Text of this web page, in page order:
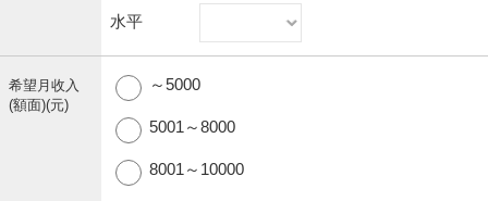
水平
希望月收入
(額面)(元)
～5000
5001～8000
8001～10000